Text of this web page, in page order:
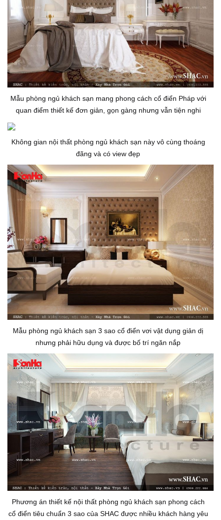
Mẫu phòng ngủ khách sạn mang phong cách cổ điển Pháp với
quan điểm thiết kế đơn giản, gọn gàng nhưng vẫn tiện nghi
Không gian nội thất phòng ngủ khách sạn này vô cùng thoáng
đãng và có view đẹp
Mẫu phòng ngủ khách sạn 3 sao cổ điển vơi vật dụng giản dị
nhưng phải hữu dụng và được bố trí ngăn nắp
Phương án thiết kế nội thất phòng ngủ khách sạn phong cách
cổ điển tiêu chuẩn 3 sao của SHAC được nhiều khách hàng yêu